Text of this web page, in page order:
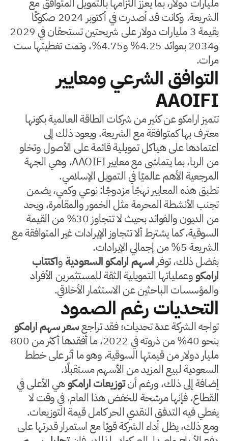
الشريعة. وكانت قد أصدرت في أكتوبر 2024 صكوكًا
بقيمة 3 مليارات دولار على شريحتين تستحقان في 2029
و2034 بعوائد 4.25% و4.75%، وتمت تغطيتها ست
مرات.
التوافق الشرعي ومعايير
AAOIFI
تتميز ارامكو عن كثير من شركات الطاقة العالمية بكونها
معترف بها كمتوافقة مع الشريعة. ويعود ذلك إلى
اعتمادها على هياكل تمويلية قائمة على الأصول وتخلو
من الربا، بما يتماشى مع معايير AAOIFI، وهي الجهة
المرجعية الأهم عالميًا في التمويل الإسلامي.
تطبق هذه المعايير نهجًا مزدوجًا: نوعي وكمي، يضمن
تجنب الأنشطة المحرمة مثل الخمور والمقامرة، ويحد
من الديون والفوائد بحيث لا تتجاوز 30% من القيمة
السوقية، كما يشترط ألا تتجاوز الإيرادات غير المتوافقة مع
الشريعة 5% من إجمالي الإيرادات.
بفضل ذلك، توفر اسهم ارامكو السعوديةواكتتاب
ارامكووعملياتها التمويلية الثقة للمستثمرين الأفراد
والمؤسسات الباحثين عن الاستثمار الأخلاقي.
التحديات رغم الصمود
تواجه الشركة عدة تحديات؛ فقد تراجعسعر سهم ارامكو
بنحو 40% من ذروته في 2022، ما أفقدها أكثر من 800
مليار دولار من قيمتها السوقية، وهو ما أثر على خطط
السعودية لبيع المزيد من الأسهم مستقبلًا.
إضافة إلى ذلك، ورغم أنتوزيعات ارامكوهي الأعلى في
القطاع، فإنها مرشحة للخفض هذا العام، في وقت لا
يغطي فيه التدفق النقدي الحر كامل قيمة التوزيعات.
ومع ذلك، يظل أداء الشركة قويًا مع استمرار قدرتها على